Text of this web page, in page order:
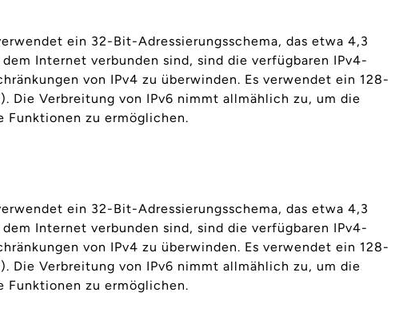
ein 32-Bit-Adressierungsschema, das etwa 4,3
Internet verbunden sind, sind die verfügbaren IPv4-
von IPv4 zu überwinden. Es verwendet ein 128-
Die Verbreitung von IPv6 nimmt allmählich zu, um die
zu ermöglichen.
ein 32-Bit-Adressierungsschema, das etwa 4,3
Internet verbunden sind, sind die verfügbaren IPv4-
von IPv4 zu überwinden. Es verwendet ein 128-
Die Verbreitung von IPv6 nimmt allmählich zu, um die
zu ermöglichen.